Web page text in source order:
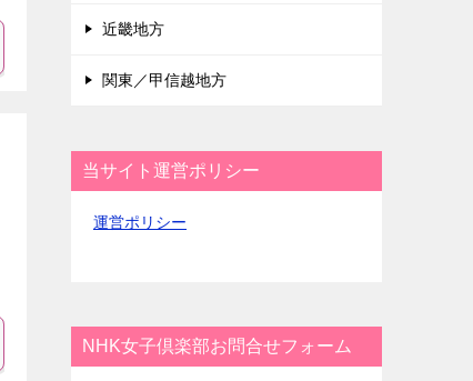
近畿地方
関東／甲信越地方
当サイト運営ポリシー
運営ポリシー
NHK女子倶楽部お問合せフォーム